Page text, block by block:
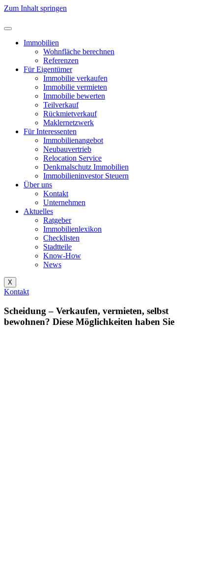
Zum Inhalt springen
Immobilien
Wohnfläche berechnen
Referenzen
Für Eigentümer
Immobilie verkaufen
Immobilie vermieten
Immobilie bewerten
Teilverkauf
Rückmietverkauf
Maklernetzwerk
Für Interessenten
Immobilienangebot
Neubauvertrieb
Relocation Service
Denkmalschutz Immobilien
Immobilieninvestor Steuern
Über uns
Kontakt
Unternehmen
Aktuelles
Ratgeber
Immobilienlexikon
Checklisten
Stadtteile
Know-How
News
X
Kontakt
Scheidung – Verkaufen, vermieten, selbst
bewohnen? Diese Möglichkeiten haben Sie